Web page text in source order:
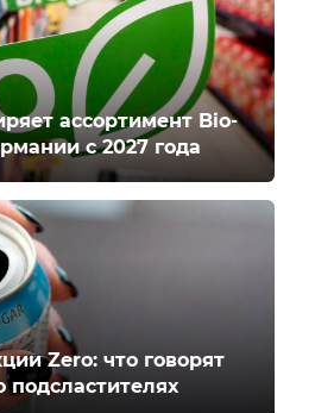
ассортимент Bio-
с 2027 года
Zero: что говорят
подсластителях